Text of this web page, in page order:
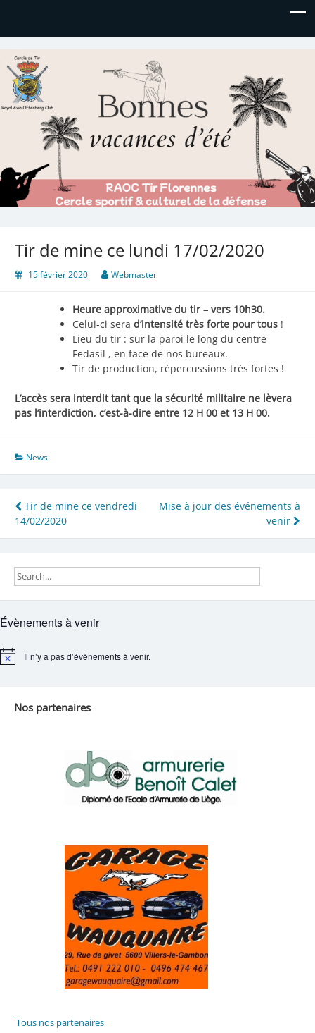
Royal AOC Florennes
Section TIR de l'AVIA
Tir de mine ce lundi 17/02/2020
15 février 2020 Webmaster
Heure approximative du tir – vers 10h30.
Celui-ci sera d’intensité très forte pour tous !
Lieu du tir : sur la paroi le long du centre
Fedasil , en face de nos bureaux.
Tir de production, répercussions très fortes !
L’accès sera interdit tant que la sécurité militaire ne lèvera
pas l’interdiction, c’est-à-dire entre 12 H 00 et 13 H 00.
News
Navigation
de
Tir de mine ce vendredi
14/02/2020
Mise à jour des événements à
venir
Évènements à venir
Notice Il n’y a pas d’évènements à venir.
Nos partenaires
Tous nos partenaires